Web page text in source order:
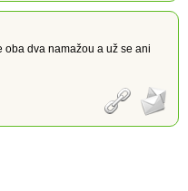
oba dva namažou a už se ani